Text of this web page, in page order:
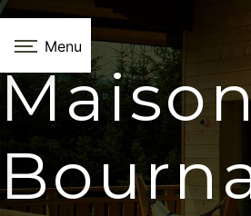
Panneau de gestion des cookies
Menu